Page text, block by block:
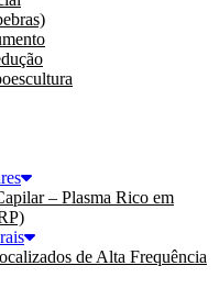
– Plasma Rico em
de Alta Frequência